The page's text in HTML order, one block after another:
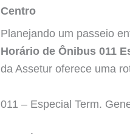
Centro
Planejando um passeio
Horário de Ônibus 011
da Assetur oferece uma
011 – Especial Term.